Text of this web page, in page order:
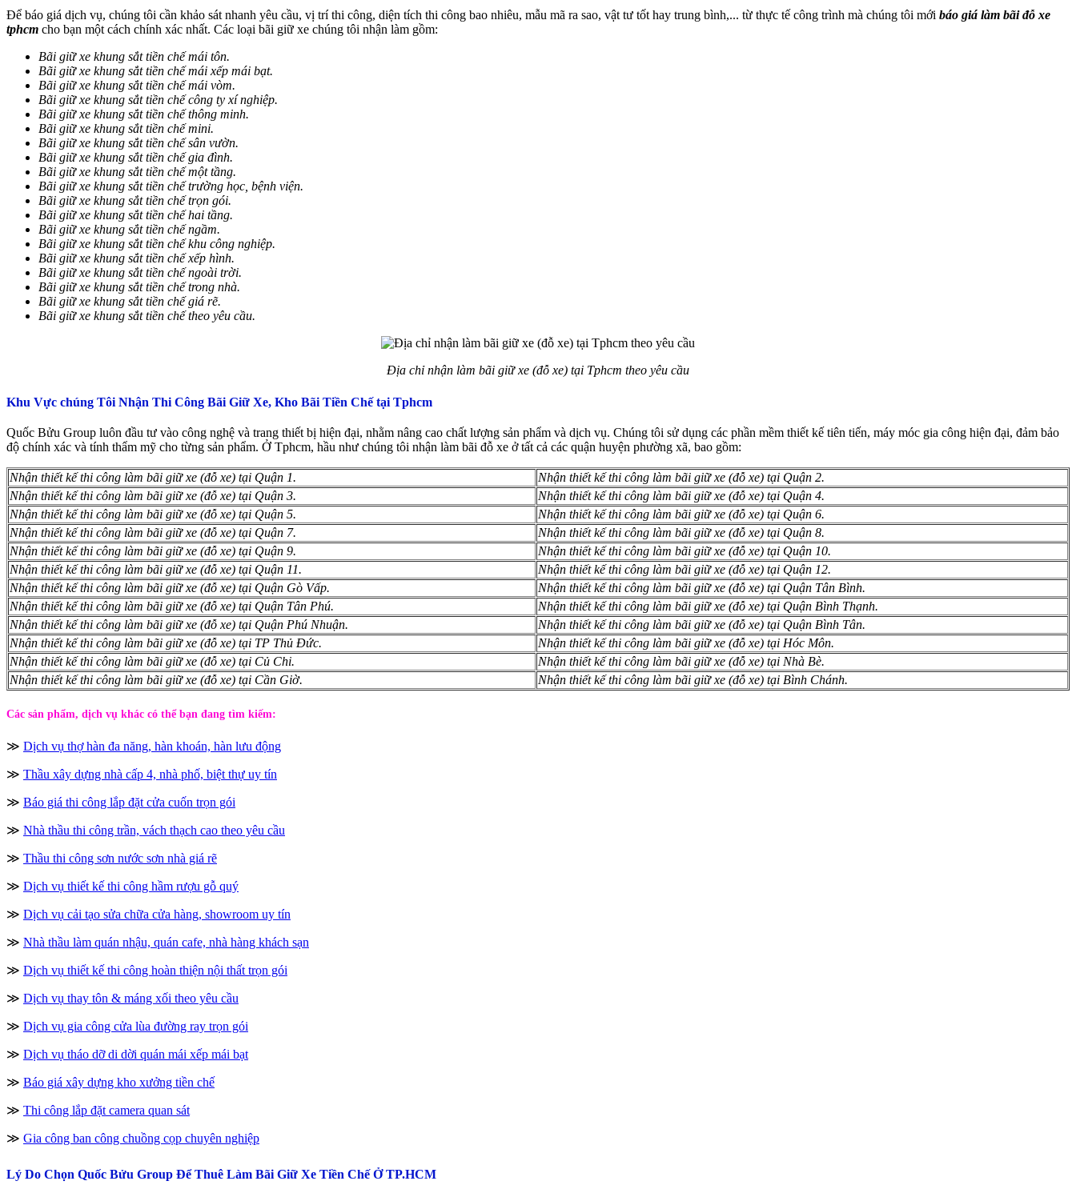
Để báo giá dịch vụ, chúng tôi cần khảo sát nhanh yêu cầu, vị trí thi công, diện tích thi công bao nhiêu, mẫu mã ra sao, vật tư tốt hay trung bình,... từ thực tế công trình mà chúng tôi mới báo giá làm bãi đỗ xe
tphcm cho bạn một cách chính xác nhất. Các loại bãi giữ xe chúng tôi nhận làm gồm:
Bãi giữ xe khung sắt tiền chế mái tôn.
Bãi giữ xe khung sắt tiền chế mái xếp mái bạt.
Bãi giữ xe khung sắt tiền chế mái vòm.
Bãi giữ xe khung sắt tiền chế công ty xí nghiệp.
Bãi giữ xe khung sắt tiền chế thông minh.
Bãi giữ xe khung sắt tiền chế mini.
Bãi giữ xe khung sắt tiền chế sân vườn.
Bãi giữ xe khung sắt tiền chế gia đình.
Bãi giữ xe khung sắt tiền chế một tầng.
Bãi giữ xe khung sắt tiền chế trường học, bệnh viện.
Bãi giữ xe khung sắt tiền chế trọn gói.
Bãi giữ xe khung sắt tiền chế hai tầng.
Bãi giữ xe khung sắt tiền chế ngầm.
Bãi giữ xe khung sắt tiền chế khu công nghiệp.
Bãi giữ xe khung sắt tiền chế xếp hình.
Bãi giữ xe khung sắt tiền chế ngoài trời.
Bãi giữ xe khung sắt tiền chế trong nhà.
Bãi giữ xe khung sắt tiền chế giá rẽ.
Bãi giữ xe khung sắt tiền chế theo yêu cầu.
Địa chỉ nhận làm bãi giữ xe (đỗ xe) tại Tphcm theo yêu cầu
Khu Vực chúng Tôi Nhận Thi Công Bãi Giữ Xe, Kho Bãi Tiền Chế tại Tphcm
Quốc Bửu Group luôn đầu tư vào công nghệ và trang thiết bị hiện đại, nhằm nâng cao chất lượng sản phẩm và dịch vụ. Chúng tôi sử dụng các phần mềm thiết kế tiên tiến, máy móc gia công hiện đại, đảm bảo
độ chính xác và tính thẩm mỹ cho từng sản phẩm. Ở Tphcm, hầu như chúng tôi nhận làm bãi đỗ xe ở tất cả các quận huyện phường xã, bao gồm:
Nhận thiết kế thi công làm bãi giữ xe (đỗ xe) tại Quận 1.
Nhận thiết kế thi công làm bãi giữ xe (đỗ xe) tại Quận 2.
Nhận thiết kế thi công làm bãi giữ xe (đỗ xe) tại Quận 3.
Nhận thiết kế thi công làm bãi giữ xe (đỗ xe) tại Quận 4.
Nhận thiết kế thi công làm bãi giữ xe (đỗ xe) tại Quận 5.
Nhận thiết kế thi công làm bãi giữ xe (đỗ xe) tại Quận 6.
Nhận thiết kế thi công làm bãi giữ xe (đỗ xe) tại Quận 7.
Nhận thiết kế thi công làm bãi giữ xe (đỗ xe) tại Quận 8.
Nhận thiết kế thi công làm bãi giữ xe (đỗ xe) tại Quận 9.
Nhận thiết kế thi công làm bãi giữ xe (đỗ xe) tại Quận 10.
Nhận thiết kế thi công làm bãi giữ xe (đỗ xe) tại Quận 11.
Nhận thiết kế thi công làm bãi giữ xe (đỗ xe) tại Quận 12.
Nhận thiết kế thi công làm bãi giữ xe (đỗ xe) tại Quận Gò Vấp.
Nhận thiết kế thi công làm bãi giữ xe (đỗ xe) tại Quận Tân Bình.
Nhận thiết kế thi công làm bãi giữ xe (đỗ xe) tại Quận Tân Phú.
Nhận thiết kế thi công làm bãi giữ xe (đỗ xe) tại Quận Bình Thạnh.
Nhận thiết kế thi công làm bãi giữ xe (đỗ xe) tại Quận Phú Nhuận.
Nhận thiết kế thi công làm bãi giữ xe (đỗ xe) tại Quận Bình Tân.
Nhận thiết kế thi công làm bãi giữ xe (đỗ xe) tại TP Thủ Đức.
Nhận thiết kế thi công làm bãi giữ xe (đỗ xe) tại Hóc Môn.
Nhận thiết kế thi công làm bãi giữ xe (đỗ xe) tại Củ Chi.
Nhận thiết kế thi công làm bãi giữ xe (đỗ xe) tại Nhà Bè.
Nhận thiết kế thi công làm bãi giữ xe (đỗ xe) tại Cần Giờ.
Nhận thiết kế thi công làm bãi giữ xe (đỗ xe) tại Bình Chánh.
Các sản phẩm, dịch vụ khác có thể bạn đang tìm kiếm:
≫ Dịch vụ thợ hàn đa năng, hàn khoán, hàn lưu động
≫ Thầu xây dựng nhà cấp 4, nhà phố, biệt thự uy tín
≫ Báo giá thi công lắp đặt cửa cuốn trọn gói
≫ Nhà thầu thi công trần, vách thạch cao theo yêu cầu
≫ Thầu thi công sơn nước sơn nhà giá rẽ
≫ Dịch vụ thiết kế thi công hầm rượu gỗ quý
≫ Dịch vụ cải tạo sửa chữa cửa hàng, showroom uy tín
≫ Nhà thầu làm quán nhậu, quán cafe, nhà hàng khách sạn
≫ Dịch vụ thiết kế thi công hoàn thiện nội thất trọn gói
≫ Dịch vụ thay tôn & máng xối theo yêu cầu
≫ Dịch vụ gia công cửa lùa đường ray trọn gói
≫ Dịch vụ tháo dỡ di dời quán mái xếp mái bạt
≫ Báo giá xây dựng kho xưởng tiền chế
≫ Thi công lắp đặt camera quan sát
≫ Gia công ban công chuồng cọp chuyên nghiệp
Lý Do Chọn Quốc Bửu Group Để Thuê Làm Bãi Giữ Xe Tiền Chế Ở TP.HCM